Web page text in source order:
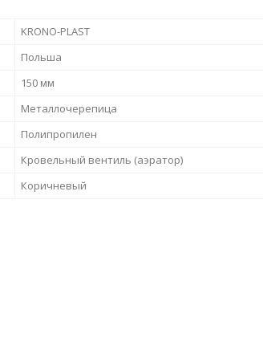
KRONO-PLAST
Польша
150 мм
Металлочерепица
Полипропилен
Кровельный вентиль (аэратор)
Коричневый